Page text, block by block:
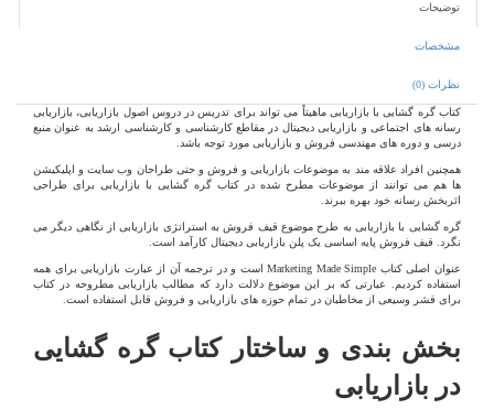
توضیحات
مشخصات
نظرات (0)
کتاب گره گشایی با بازاریابی ماهیتاً می تواند برای تدریس در دروس اصول بازاریابی، بازاریابی
رسانه های اجتماعی و بازاریابی دیجیتال در مقاطع کارشناسی و کارشناسی ارشد به عنوان منبع
درسی و دوره های مهندسی فروش و بازاریابی مورد توجه باشد.
همچنین افراد علاقه مند به موضوعات بازاریابی و فروش و حتی طراحان وب سایت و اپلیکیشن
ها هم می توانند از موضوعات مطرح شده در کتاب گره گشایی با بازاریابی برای طراحی
اثربخش رسانه خود بهره ببرند.
گره گشایی با بازاریابی به طرح موضوع قیف فروش به استراتژی بازاریابی از نگاهی دیگر می
نگرد. قیف فروش پایه اساسی یک پلن بازاریابی دیجیتال کارآمد است.
عنوان اصلی کتابMarketing Made Simpleاست و در ترجمه آن از عبارت بازاریابی برای همه
استفاده کردیم. عبارتی که بر این موضوع دلالت دارد که مطالب بازاریابی مطروحه در کتاب
برای قشر وسیعی از مخاطبان در تمام حوزه های بازاریابی و فروش قابل استفاده است.
بخش بندی و ساختار کتاب گره گشایی
در بازاریابی